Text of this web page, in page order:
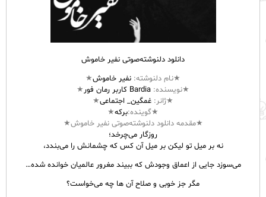
دانلود دلنوشته‌صوتی نفیر خاموش
★نام دلنوشته: نفیر خاموش★
★نویسنده:
★
★ژانر: غمگین_ اجتماعی★
★گوینده:برکه★
★مقدمه دانلود دلنوشته‌صوتی نفیر خاموش★
روزگار می‌چرخد؛
نه بر میل تو لیکن بر میل آن کس که چشمانش را می‌بندد،
می‌سوزد جایی از اعماق وجودش که ببیند مغرور عالمیان خوانده شده…
مگر جز خوبی و صلاح آن ها چه می‌خواست؟